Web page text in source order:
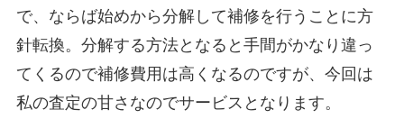
で、ならば始めから分解して補修を行うことに方
針転換。分解する方法となると手間がかなり違っ
てくるので補修費用は高くなるのですが、今回は
私の査定の甘さなのでサービスとなります。